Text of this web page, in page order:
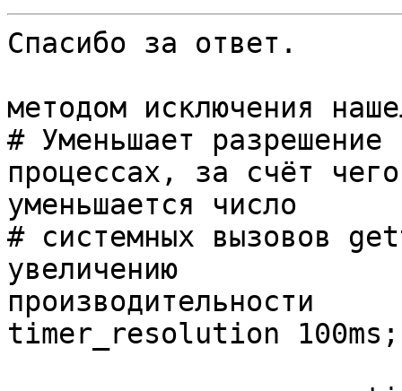
Спасибо за ответ.
методом исключения
# Уменьшает
процессах, за счёт чего
уменьшается число
# системных вызовов
увеличению
производительности
timer_resolution 100ms;